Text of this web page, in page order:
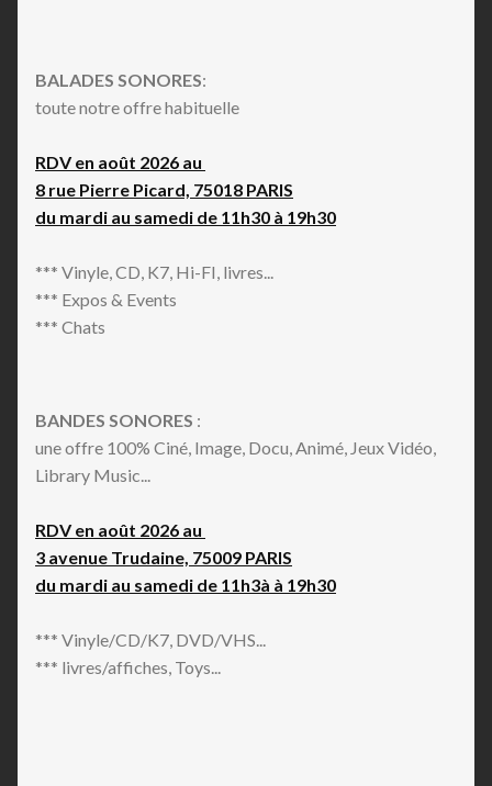
BALADES SONORES:
toute notre offre habituelle
RDV en août 2026 au
8 rue Pierre Picard, 75018 PARIS
du mardi au samedi de 11h30 à 19h30
*** Vinyle, CD, K7, Hi-FI, livres...
*** Expos & Events
*** Chats
BANDES SONORES :
une offre 100% Ciné, Image, Docu, Animé, Jeux Vidéo,
Library Music...
RDV en août 2026 au
3 avenue Trudaine, 75009 PARIS
du mardi au samedi de 11h3à à 19h30
*** Vinyle/CD/K7, DVD/VHS...
*** livres/affiches, Toys...